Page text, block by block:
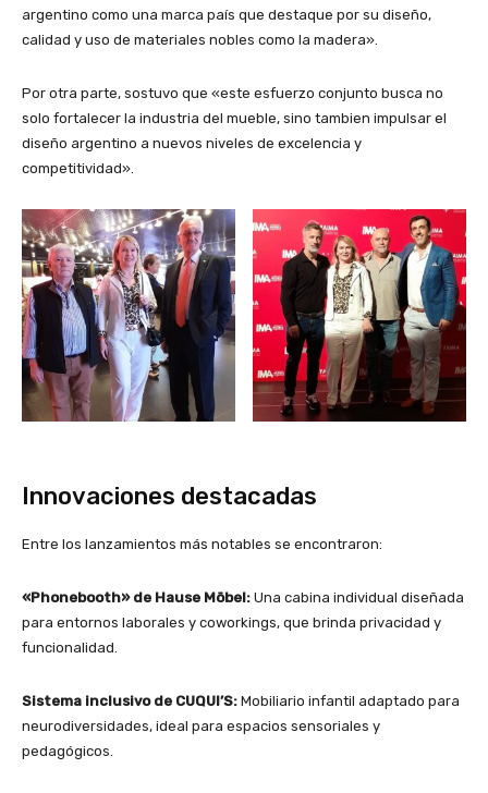
argentino como una marca país que destaque por su diseño,
calidad y uso de materiales nobles como la madera».
Por otra parte, sostuvo que «este esfuerzo conjunto busca no
solo fortalecer la industria del mueble, sino tambien impulsar el
diseño argentino a nuevos niveles de excelencia y
competitividad».
Innovaciones destacadas
Entre los lanzamientos más notables se encontraron:
«Phonebooth» de Hause Möbel: Una cabina individual diseñada
para entornos laborales y coworkings, que brinda privacidad y
funcionalidad.
Sistema inclusivo de CUQUI’S: Mobiliario infantil adaptado para
neurodiversidades, ideal para espacios sensoriales y
pedagógicos.